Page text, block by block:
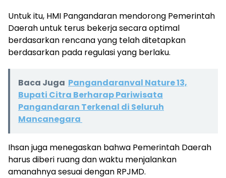
Untuk itu, HMI Pangandaran mendorong Pemerintah
Daerah untuk terus bekerja secara optimal
berdasarkan rencana yang telah ditetapkan
berdasarkan pada regulasi yang berlaku.
Baca Juga Pangandaranval Nature 13,
Bupati Citra Berharap Pariwisata
Pangandaran Terkenal di Seluruh
Mancanegara
Ihsan juga menegaskan bahwa Pemerintah Daerah
harus diberi ruang dan waktu menjalankan
amanahnya sesuai dengan RPJMD.